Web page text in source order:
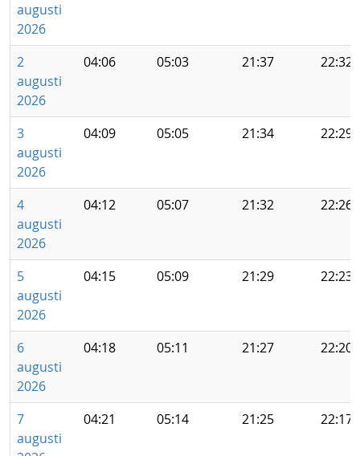
augusti
2026
2
augusti
2026
04:06 05:03 21:37 22:32
3
augusti
2026
04:09 05:05 21:34 22:29
4
augusti
2026
04:12 05:07 21:32 22:26
5
augusti
2026
04:15 05:09 21:29 22:23
6
augusti
2026
04:18 05:11 21:27 22:20
7
augusti
04:21 05:14 21:25 22:17